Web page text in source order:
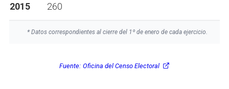
2015 260
* Datos correspondientes al cierre del 1º de enero de cada ejercicio.
Fuente: Oficina del Censo Electoral